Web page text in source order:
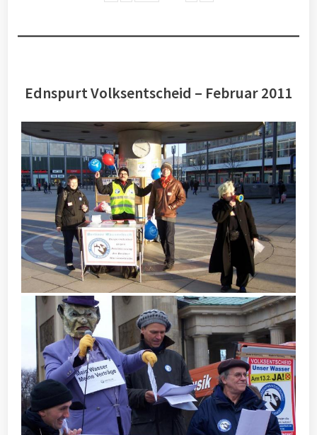
Ednspurt Volksentscheid – Februar 2011